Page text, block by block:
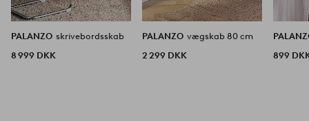
PALANZO skrivebordsskab
8 999 DKK
PALANZO
vægskab 80 cm
2 299 DKK
899